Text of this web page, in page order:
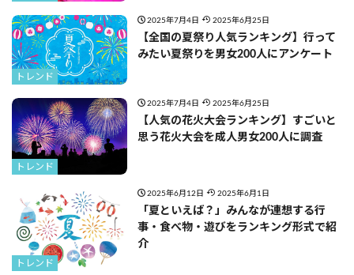
トレンド
2025年7月4日 2025年6月25日
【全国の夏祭り人気ランキング】行って
みたい夏祭りを男女200人にアンケート
トレンド
2025年7月4日 2025年6月25日
【人気の花火大会ランキング】すごいと
思う花火大会を成人男女200人に調査
トレンド
2025年6月12日 2025年6月1日
「夏といえば？」みんなが連想する行
事・食べ物・遊びをランキング形式で紹
介